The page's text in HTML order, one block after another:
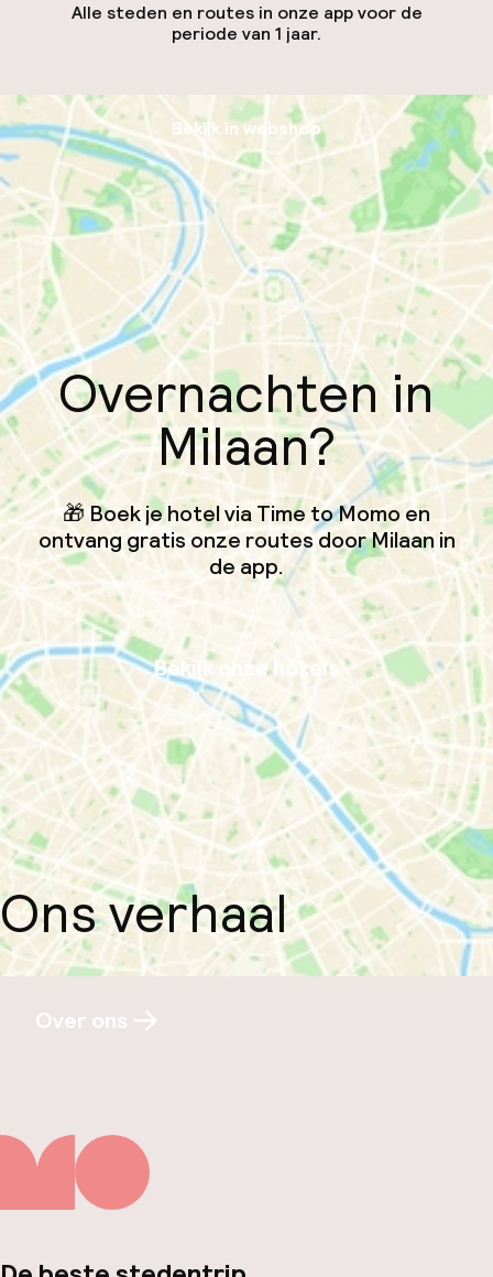
Alle steden en routes in onze app voor de
periode van 1 jaar.
Bekijk in webshop
Overnachten in
Milaan?
🎁 Boek je hotel via Time to Momo en
ontvang gratis onze routes door Milaan in
de app.
Bekijk onze hotels
Ons verhaal
Over ons